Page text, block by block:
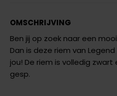
OMSCHRIJVING
Ben jij op zoek naar een
Dan is deze riem van
jou! De riem is volledig
gesp.